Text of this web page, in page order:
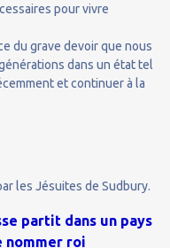
pour vivre
du grave devoir que nous
dans un état tel
et continuer à la
les Jésuites de Sudbury.
partit dans un pays
nommer roi